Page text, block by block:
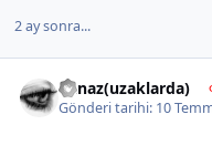
2 ay sonra...
ilknaz(uzaklarda)
Gönderi tarihi: 10